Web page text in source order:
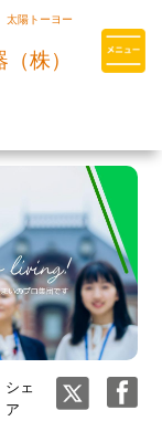
太陽トーヨー
株）
シェ
ア